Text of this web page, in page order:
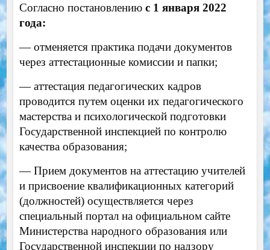
Согласно постановлению c 1 января 2022
года:
— отменяется практика подачи документов
через аттестационные комиссии и папки;
— аттестация педагогических кадров
проводится путем оценки их педагогического
мастерства и психологической подготовки
Государственной инспекцией по контролю
качества образования;
— Прием документов на аттестацию учителей
и присвоение квалификационных категорий
(должностей) осуществляется через
специальный портал на официальном сайте
Министерства народного образования или
Государственной инспекции по надзору